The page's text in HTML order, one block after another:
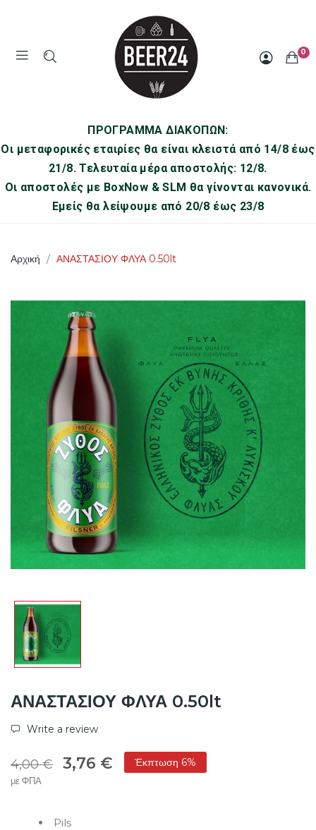
0
ΠΡΟΓΡΑΜΜΑ ΔΙΑΚΟΠΩΝ:
Οι μεταφορικές εταιρίες θα είναι κλειστά από 14/8 έως
21/8. Τελευταία μέρα αποστολής: 12/8.
Οι αποστολές με BoxNow & SLM θα γίνονται κανονικά.
Εμείς θα λείψουμε από 20/8 έως 23/8
Αρχική ΑΝΑΣΤΑΣΙΟΥ ΦΛΥΑ 0.50lt
ΑΝΑΣΤΑΣΙΟΥ ΦΛΥΑ 0.50lt
Write a review
4,00 € 3,76 € Έκπτωση 6%
με ΦΠΑ
Pils